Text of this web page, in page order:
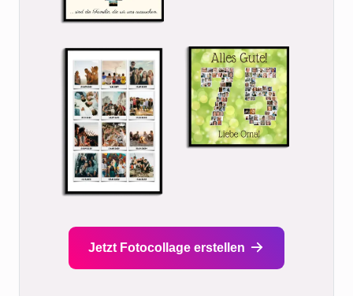
Jetzt Fotocollage erstellen